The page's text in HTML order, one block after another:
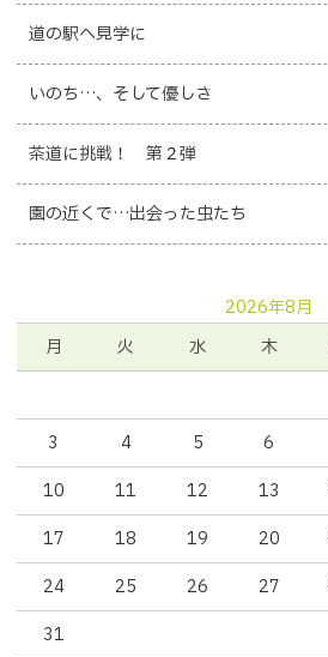
道の駅へ見学に
いのち…、そして優しさ
茶道に挑戦！ 第２弾
園の近くで…出会った虫たち
2026年8月
月
火 水 木
3
4 5 6
10
11 12 13
17
18 19 20
24
25 26 27
31